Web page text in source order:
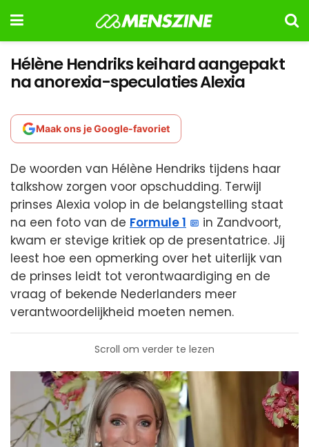
Hélène Hendriks keihard aangepakt
na anorexia-speculaties Alexia
Maak ons je Google-favoriet
De woorden van Hélène Hendriks tijdens haar
talkshow zorgen voor opschudding. Terwijl
prinses Alexia volop in de belangstelling staat
na een foto van de Formule 1
in Zandvoort,
kwam er stevige kritiek op de presentatrice. Jij
leest hoe een opmerking over het uiterlijk van
de prinses leidt tot verontwaardiging en de
vraag of bekende Nederlanders meer
verantwoordelijkheid moeten nemen.
Scroll om verder te lezen